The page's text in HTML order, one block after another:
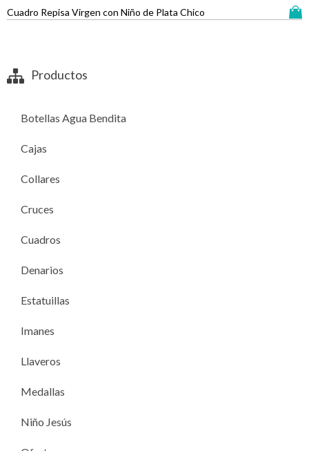
Cuadro Repisa Virgen con Niño de Plata Chico
Productos
Botellas Agua Bendita
Cajas
Collares
Cruces
Cuadros
Denarios
Estatuillas
Imanes
Llaveros
Medallas
Niño Jesús